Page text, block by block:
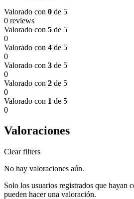
Valorado con 0 de 5
0 reviews
Valorado con 5 de 5
0
Valorado con 4 de 5
0
Valorado con 3 de 5
0
Valorado con 2 de 5
0
Valorado con 1 de 5
0
Valoraciones
Clear filters
No hay valoraciones aún.
Solo los usuarios registrados que hayan
pueden hacer una valoración.